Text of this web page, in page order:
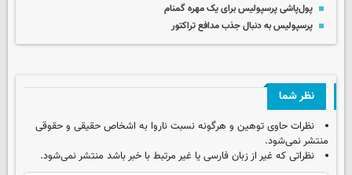
پول‌پاشی پرسپولیس برای یک مهره گمنام
پرسپولیس به دنبال جذب مدافع تراکتور
نظر شما
نظرات حاوی توهین و هرگونه نسبت ناروا به اشخاص حقیقی و حقوقی
منتشر نمی‌شود.
نظراتی که غیر از زبان فارسی یا غیر مرتبط با خبر باشد منتشر نمی‌شود.